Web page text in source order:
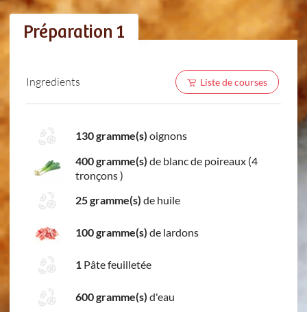
Préparation 1
Ingredients Liste de courses
130 gramme(s) oignons
400 gramme(s) de blanc de poireaux (4
tronçons )
25 gramme(s) de huile
100 gramme(s) de lardons
1 Pâte feuilletée
600 gramme(s) d'eau